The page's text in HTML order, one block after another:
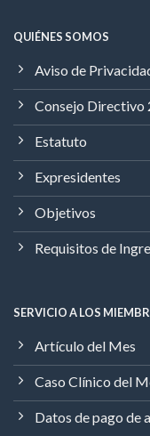
QUIÉNES SOMOS
Aviso de
Consejo Directivo
Estatuto
Expresidentes
Objetivos
Requisitos de
SERVICIO A LOS
Artículo del Mes
Caso Clínico del
Datos de pago de